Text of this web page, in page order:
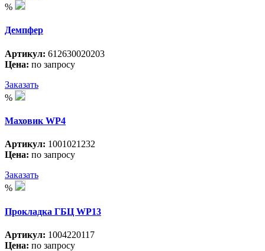
%
Демпфер
Артикул: 612630020203
Цена: по запросу
Заказать
%
Маховик WP4
Артикул: 1001021232
Цена: по запросу
Заказать
%
Прокладка ГБЦ WP13
Артикул: 1004220117
Цена: по запросу